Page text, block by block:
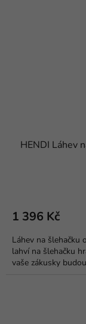
HENDI Láhev
1 396 Kč
Láhev na šlehačku
lahví na šlehačku
vaše zákusky